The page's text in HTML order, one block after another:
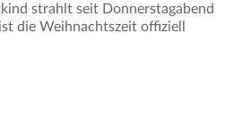
strahlt seit Donnerstagabend
die Weihnachtszeit offiziell